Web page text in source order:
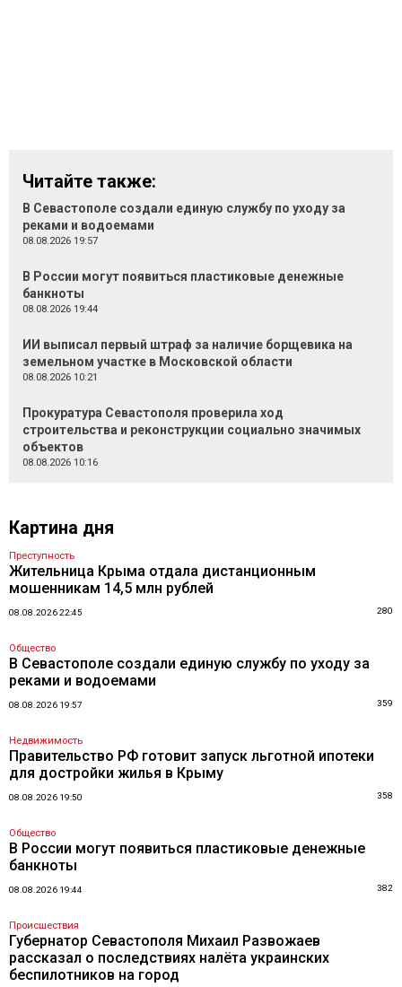
Читайте также:
В Севастополе создали единую службу по уходу за
реками и водоемами
08.08.2026 19:57
В России могут появиться пластиковые денежные
банкноты
08.08.2026 19:44
ИИ выписал первый штраф за наличие борщевика на
земельном участке в Московской области
08.08.2026 10:21
Прокуратура Севастополя проверила ход
строительства и реконструкции социально значимых
объектов
08.08.2026 10:16
Картина дня
Преступность
Жительница Крыма отдала дистанционным
мошенникам 14,5 млн рублей
08.08.2026 22:45 280
Общество
В Севастополе создали единую службу по уходу за
реками и водоемами
08.08.2026 19:57 359
Недвижимость
Правительство РФ готовит запуск льготной ипотеки
для достройки жилья в Крыму
08.08.2026 19:50 358
Общество
В России могут появиться пластиковые денежные
банкноты
08.08.2026 19:44 382
Происшествия
Губернатор Севастополя Михаил Развожаев
рассказал о последствиях налёта украинских
беспилотников на город